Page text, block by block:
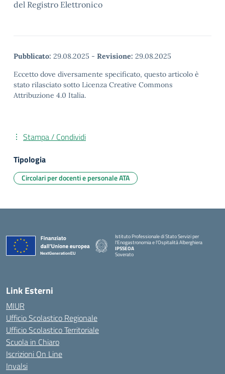
del Registro Elettronico
Pubblicato: 29.08.2025 - Revisione: 29.08.2025
Eccetto dove diversamente specificato, questo articolo è
stato rilasciato sotto Licenza Creative Commons
Attribuzione 4.0 Italia.
Stampa / Condividi
Tipologia
Circolari per docenti e personale ATA
Istituto Professionale di Stato Servizi per
l'Enogastronomia e l'Ospitalità Alberghiera
IPSSEOA
Soverato
Link Esterni
MIUR
Ufficio Scolastico Regionale
Ufficio Scolastico Territoriale
Scuola in Chiaro
Iscrizioni On Line
Invalsi